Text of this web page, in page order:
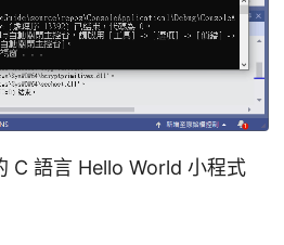
C 語言 Hello World 小程式